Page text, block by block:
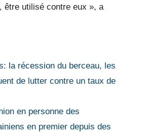
être utilisé contre eux », a
la récession du berceau, les
de lutter contre un taux de
en personne des
en premier depuis des